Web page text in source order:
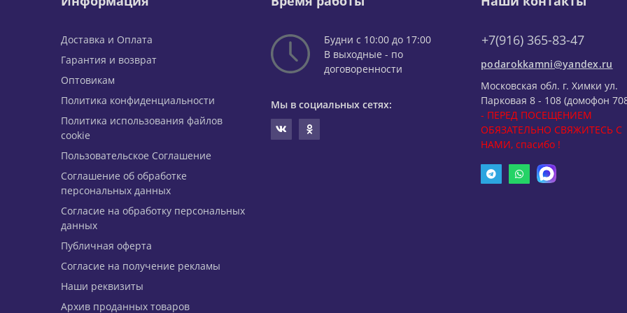
Доставка и Оплата
Гарантия и возврат
Оптовикам
Политика конфиденциальности
Политика использования файлов
cookie
Пользовательское Соглашение
Соглашение об обработке
персональных данных
Согласие на обработку персональных
данных
Публичная оферта
Согласие на получение рекламы
Наши реквизиты
Архив проданных товаров
Будни с 10:00 до 17:00
В выходные - по
договоренности
Мы в социальных сетях:
+7(916) 365-83-47
podarokkamni@yandex.ru
Московская обл. г. Химки ул.
Парковая 8 - 108 (домофон
- ПЕРЕД ПОСЕЩЕНИЕМ
ОБЯЗАТЕЛЬНО СВЯЖИТЕСЬ С
НАМИ, спасибо !